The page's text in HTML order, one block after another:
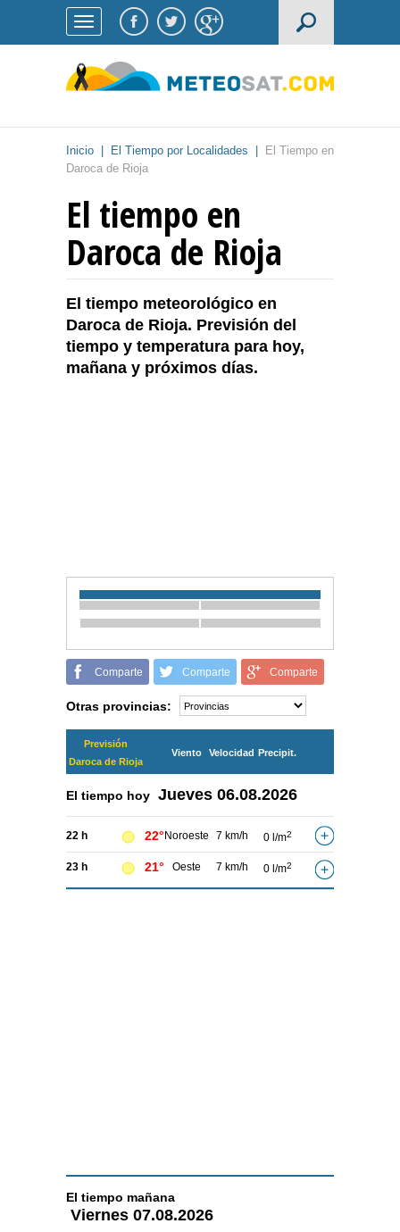
Inicio El Tiempo por Localidades
El Tiempo en
Daroca de Rioja
El tiempo en
Daroca de Rioja
El tiempo meteorológico en
Daroca de Rioja. Previsión del
tiempo y temperatura para hoy,
mañana y próximos días.
Comparte Comparte Comparte
Otras provincias:
Previsión
Daroca de Rioja
Viento Velocidad Precipit.
El tiempo hoy Jueves 06.08.2026
22 h 22° Noroeste 7 km/h 0 l/m2
23 h 21° Oeste 7 km/h 0 l/m2
El tiempo mañana
Viernes 07.08.2026